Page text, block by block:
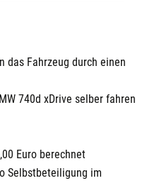
das Fahrzeug durch einen
740d xDrive selber fahren
Euro berechnet
Selbstbeteiligung im